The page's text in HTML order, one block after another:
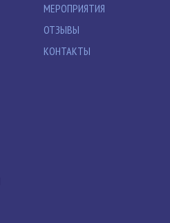
МЕРОПРИЯТИЯ
ОТЗЫВЫ
КОНТАКТЫ